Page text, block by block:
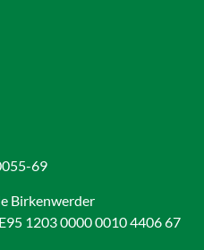
69
Birkenwerder
1203 0000 0010 4406 67